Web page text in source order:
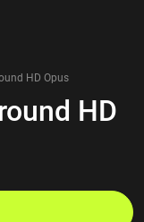
HD Opus
HD